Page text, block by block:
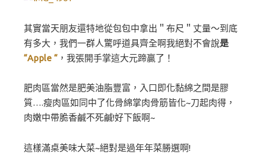
其實當天朋友還特地從包包中拿出＂布尺＂丈量～到底
有多大，我們一群人驚呼道具齊全啊我絕對不會說是
“Apple “ ，我張開手掌這大元蹄贏了！
肥肉區當然是肥美油脂豐富，入口即化黏綿之間是膠
質….瘦肉區如同中了化骨綿掌肉骨筋皆化~刀起肉得，
肉嫩中帶脆香鹹不死鹹!好下飯啊~
這樣滿桌美味大菜~絕對是過年年菜勝選啊!